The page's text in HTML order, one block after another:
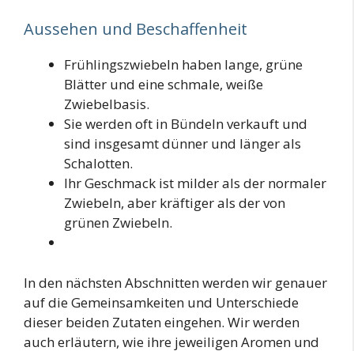
Aussehen und Beschaffenheit
Frühlingszwiebeln haben lange, grüne
Blätter und eine schmale, weiße
Zwiebelbasis.
Sie werden oft in Bündeln verkauft und
sind insgesamt dünner und länger als
Schalotten.
Ihr Geschmack ist milder als der normaler
Zwiebeln, aber kräftiger als der von
grünen Zwiebeln.
In den nächsten Abschnitten werden wir genauer
auf die Gemeinsamkeiten und Unterschiede
dieser beiden Zutaten eingehen. Wir werden
auch erläutern, wie ihre jeweiligen Aromen und